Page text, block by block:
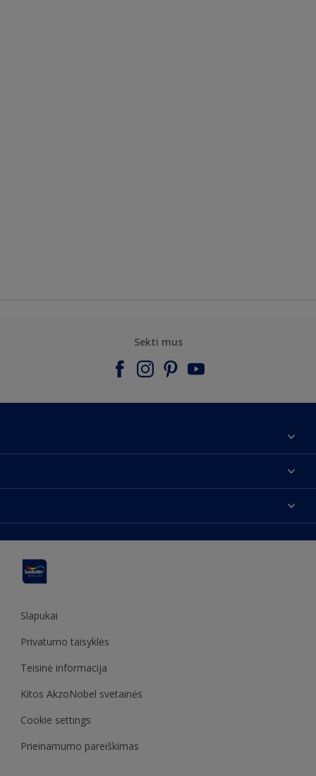
Sekti mus
Susisiekti su mumis
Produktai
Įkvėpimas
Dekoravimo patarimai
Sadolin Metų spalva
Slapukai
Privatumo taisyklės
Teisinė informacija
Kitos AkzoNobel svetainės
Cookie settings
Prieinamumo pareiškimas